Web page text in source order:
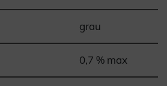
grau
0,7 % max